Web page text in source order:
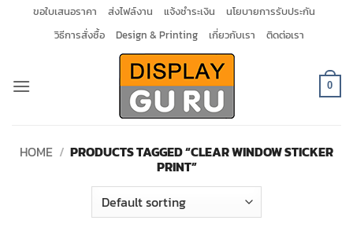
ขอใบเสนอราคา ส่งไฟล์งาน แจ้งชำระเงิน
นโยบายการรับประกัน
วิธีการสั่งซื้อ
Design & Printing เกี่ยวกับเรา ติดต่อเรา
0
HOME / PRODUCTS TAGGED “CLEAR WINDOW STICKER
PRINT”